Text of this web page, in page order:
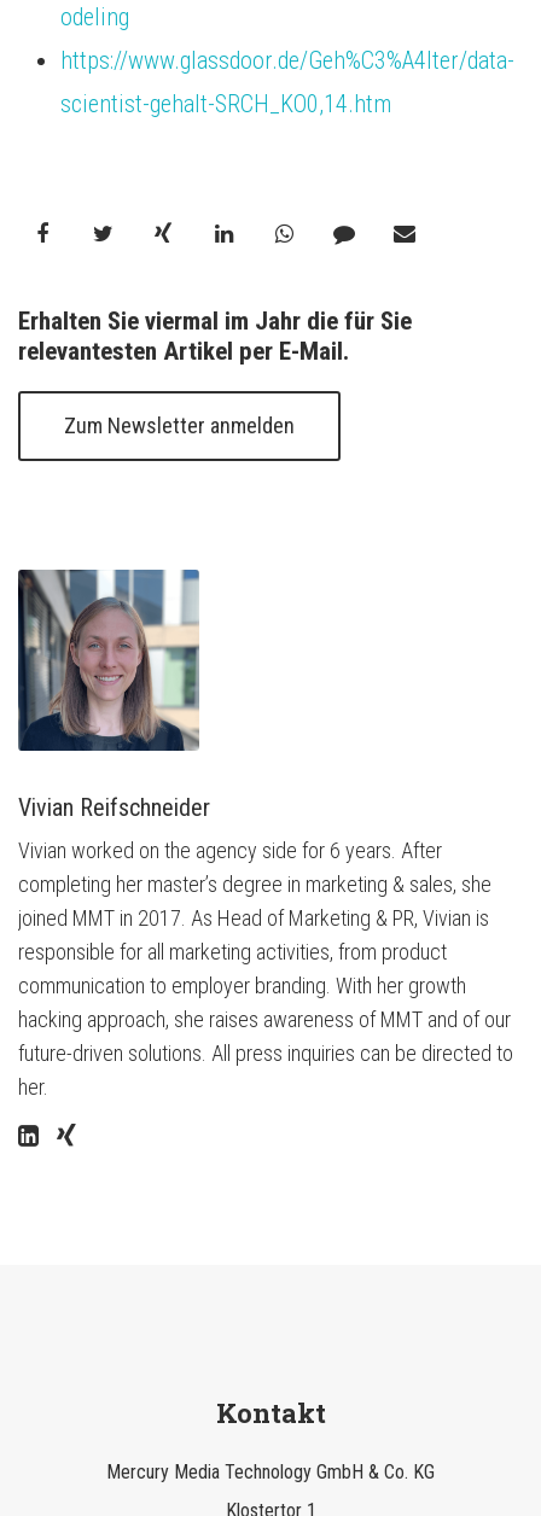
odeling
https://www.glassdoor.de/Geh%C3%A4lter/data-
scientist-gehalt-SRCH_KO0,14.htm
Erhalten Sie viermal im Jahr die für Sie
relevantesten Artikel per E-Mail.
Zum Newsletter anmelden
Vivian Reifschneider
Vivian worked on the agency side for 6 years. After
completing her master’s degree in marketing & sales, she
joined MMT in 2017. As Head of Marketing & PR, Vivian is
responsible for all marketing activities, from product
communication to employer branding. With her growth
hacking approach, she raises awareness of MMT and of our
future-driven solutions. All press inquiries can be directed to
her.
Kontakt
Mercury Media Technology GmbH & Co. KG
Klostertor 1